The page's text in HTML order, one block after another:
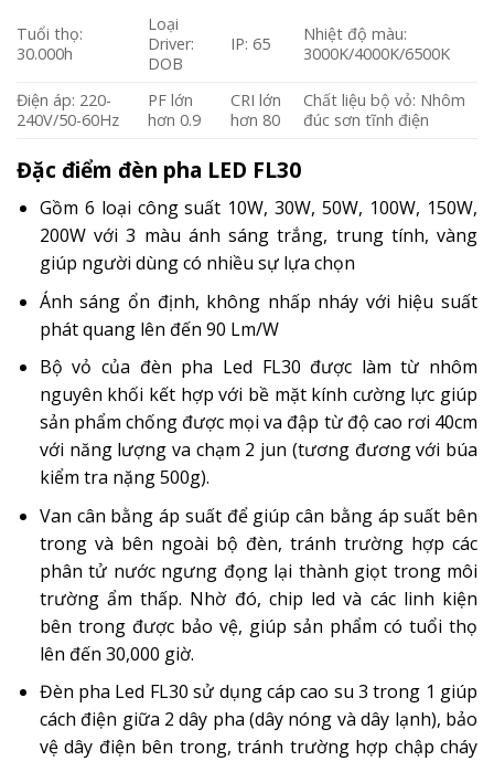
Tuổi thọ:
30.000h
Loại
Driver:
DOB
IP: 65
Nhiệt độ màu:
3000K/4000K/6500K
Điện áp: 220-
240V/50-60Hz
PF lớn
hơn 0.9
CRI lớn
hơn 80
Chất liệu bộ vỏ: Nhôm
đúc sơn tĩnh điện
Đặc điểm đèn pha LED FL30
Gồm 6 loại công suất 10W, 30W, 50W, 100W, 150W,
200W với 3 màu ánh sáng trắng, trung tính, vàng
giúp người dùng có nhiều sự lựa chọn
Ánh sáng ổn định, không nhấp nháy với hiệu suất
phát quang lên đến 90 Lm/W
Bộ vỏ của đèn pha Led FL30 được làm từ nhôm
nguyên khối kết hợp với bề mặt kính cường lực giúp
sản phẩm chống được mọi va đập từ độ cao rơi 40cm
với năng lượng va chạm 2 jun (tương đương với búa
kiểm tra nặng 500g).
Van cân bằng áp suất để giúp cân bằng áp suất bên
trong và bên ngoài bộ đèn, tránh trường hợp các
phân tử nước ngưng đọng lại thành giọt trong môi
trường ẩm thấp. Nhờ đó, chip led và các linh kiện
bên trong được bảo vệ, giúp sản phẩm có tuổi thọ
lên đến 30,000 giờ.
Đèn pha Led FL30 sử dụng cáp cao su 3 trong 1 giúp
cách điện giữa 2 dây pha (dây nóng và dây lạnh), bảo
vệ dây điện bên trong, tránh trường hợp chập cháy